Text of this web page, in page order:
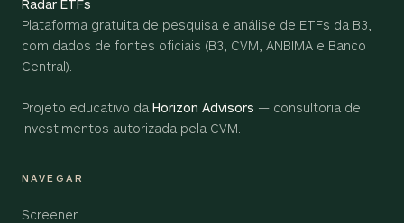
Radar ETFs
Plataforma gratuita de pesquisa e análise de ETFs da B3,
com dados de fontes oficiais (B3, CVM, ANBIMA e Banco
Central).
Projeto educativo da Horizon Advisors — consultoria de
investimentos autorizada pela CVM.
NAVEGAR
Screener